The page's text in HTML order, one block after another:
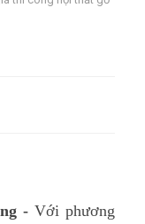
-Với phương